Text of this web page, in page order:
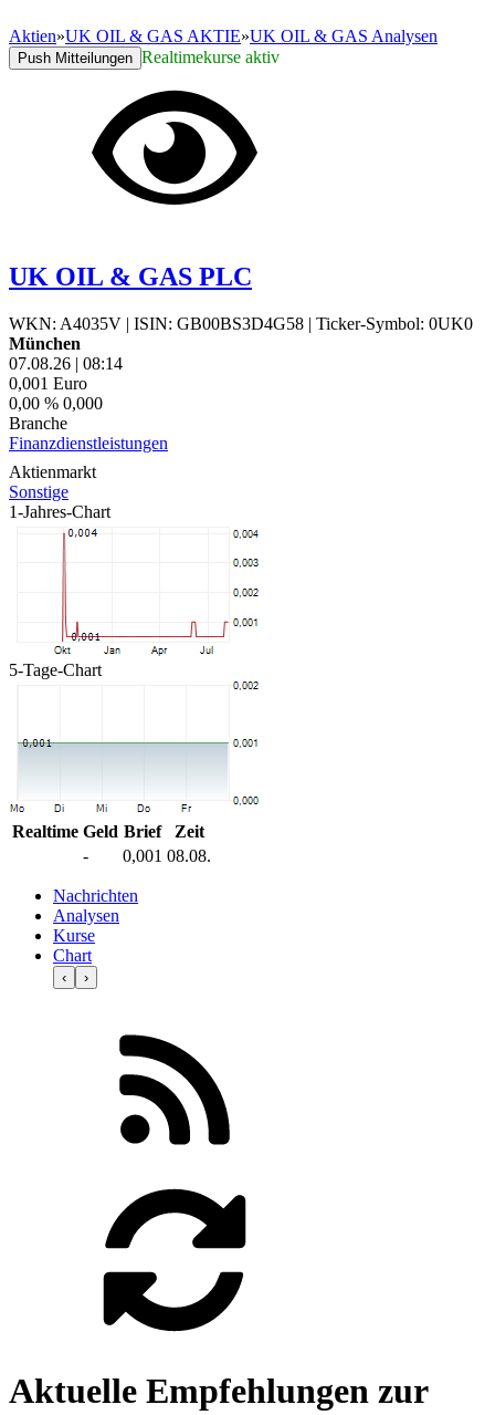
Aktien»UK OIL & GAS AKTIE»UK OIL & GAS Analysen
Push Mitteilungen Realtimekurse aktiv
UK OIL & GAS PLC
WKN: A4035V | ISIN: GB00BS3D4G58 | Ticker-Symbol: 0UK0
München
07.08.26 | 08:14
0,001 Euro
0,00 % 0,000
Branche
Finanzdienstleistungen
Aktienmarkt
Sonstige
1-Jahres-Chart
5-Tage-Chart
Realtime Geld Brief
Zeit
-
0,001 08.08.
Nachrichten
Analysen
Kurse
Chart
‹ ›
Aktuelle Empfehlungen zur